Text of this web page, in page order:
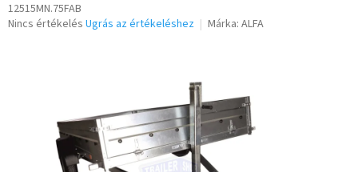
12515MN.75FAB
A
Nincs értékelés Ugrás az értékeléshez Márka: ALFA